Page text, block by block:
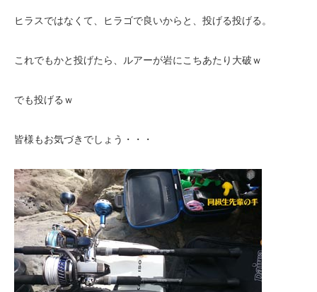
ヒラスではなくて、ヒラゴで良いからと、投げる投げる。
これでもかと投げたら、ルアーが岩にこちあたり大破ｗ
でも投げるｗ
皆様もお気づきでしょう・・・